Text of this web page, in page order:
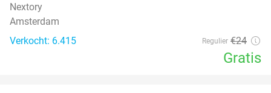
Nextory
Amsterdam
Verkocht: 6.415
Regulier €24
Gratis